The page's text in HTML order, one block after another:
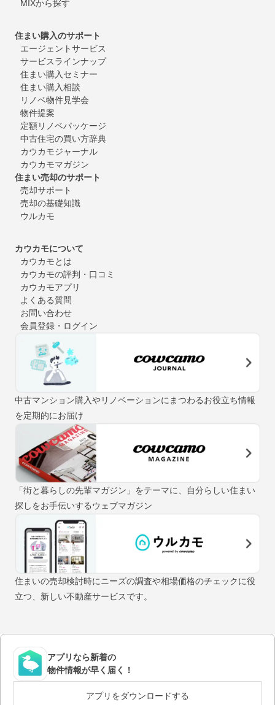
MIXから探す
住まい購入のサポート
エージェントサービス
サービスラインナップ
住まい購入セミナー
住まい購入相談
リノベ物件見学会
物件提案
定額リノベパッケージ
中古住宅の買い方辞典
カウカモジャーナル
カウカモマガジン
住まい売却のサポート
売却サポート
売却の基礎知識
ウルカモ
カウカモについて
カウカモとは
カウカモの評判・口コミ
カウカモアプリ
よくある質問
お問い合わせ
会員登録・ログイン
中古マンション購入やリノベーションにまつわるお役立ち情報
を定期的にお届け
「街と暮らしの先輩マガジン」をテーマに、自分らしい住まい
探しをお手伝いするウェブマガジン
住まいの売却検討時にニーズの調査や相場価格のチェックに役
立つ、新しい不動産サービスです。
アプリなら新着の
物件情報が早く届く！
アプリをダウンロードする